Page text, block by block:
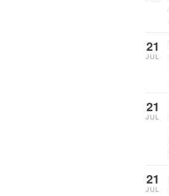
21
JUL
21
JUL
21
JUL